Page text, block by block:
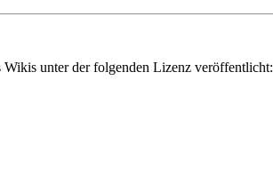
Wikis unter der folgenden Lizenz veröffentlicht: